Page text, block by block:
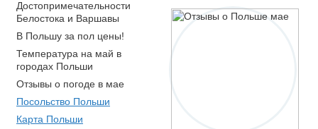
Достопримечательности
Белостока и Варшавы
В Польшу за пол цены!
Температура на май в
городах Польши
Отзывы о погоде в мае
Посольство Польши
Карта Польши